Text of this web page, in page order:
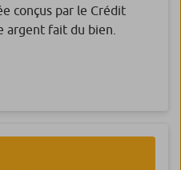
conçus par le Crédit
argent fait du bien.